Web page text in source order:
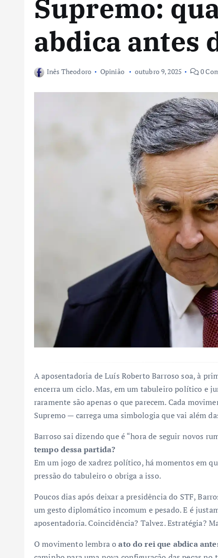
Supremo:
abdica antes
Inês Theodoro Opinião outubro 9, 2025 0
A aposentadoria de Luís Roberto Barroso soa, à
encerra um ciclo. Mas, em um tabuleiro político e
raramente são apenas o que parecem. Cada
Supremo — carrega uma simbologia que vai além
Barroso sai dizendo que é “hora de seguir novos
tempo dessa partida?
Em um jogo de xadrez político, há momentos em
pressão do tabuleiro o obriga a isso.
Poucos dias após deixar a presidência do STF,
um gesto diplomático incomum e pesado. E é
aposentadoria. Coincidência? Talvez. Estratégia?
O movimento lembra oato do rei que abdica